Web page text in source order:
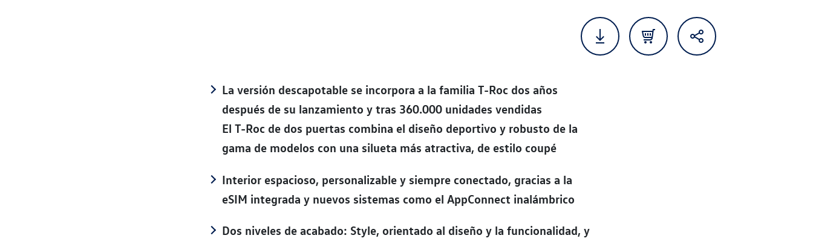
La versión descapotable se incorpora a la familia T-Roc dos años
después de su lanzamiento y tras 360.000 unidades vendidas
El T-Roc de dos puertas combina el diseño deportivo y robusto de la
gama de modelos con una silueta más atractiva, de estilo coupé
Interior espacioso, personalizable y siempre conectado, gracias a la
eSIM integrada y nuevos sistemas como el AppConnect inalámbrico
Dos niveles de acabado: Style, orientado al diseño y la funcionalidad, y